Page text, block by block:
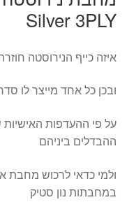
Silver 3PLY
איזה כייף הנירוסטה
ובכן כל אחד מייצר לו
על פי ההעדפות האישיות
ההבדלים ביניהם
ולמי כדאי לרכוש מחבת
במחבתות נון סטיק